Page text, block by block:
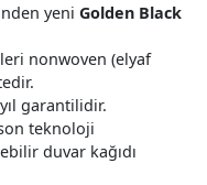
yeni Golden Black
nonwoven (elyaf
garantilidir.
teknoloji
duvar kağıdı